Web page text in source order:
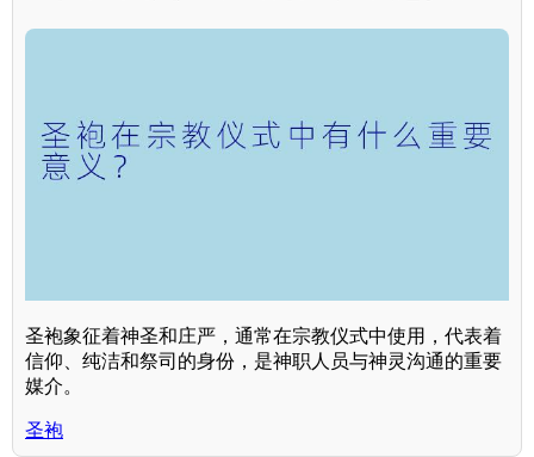
圣袍象征着神圣和庄严，通常在宗教仪式中使用，代表着
信仰、纯洁和祭司的身份，是神职人员与神灵沟通的重要
媒介。
圣袍